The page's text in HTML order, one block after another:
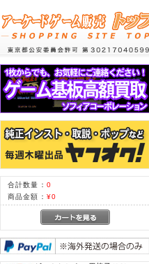
合計数量： 0
商品金額： ¥0